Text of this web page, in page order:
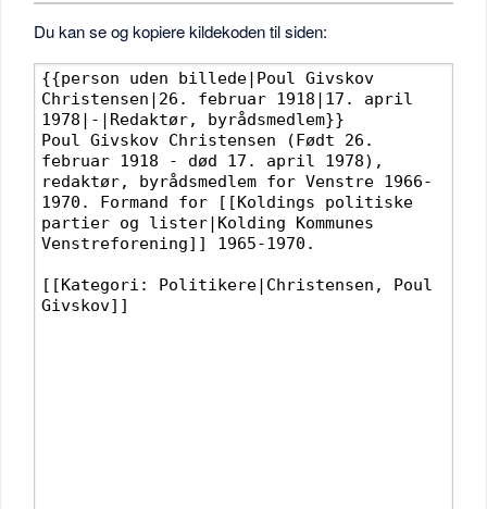
Du kan se og kopiere kildekoden til siden: